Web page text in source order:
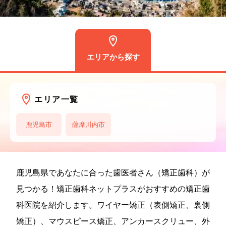
エリアから探す
エリア一覧
鹿児島市 薩摩川内市
鹿児島県であなたに合った歯医者さん（矯正歯科）が
見つかる！矯正歯科ネットプラスがおすすめの矯正歯
科医院を紹介します。ワイヤー矯正（表側矯正、裏側
矯正）、マウスピース矯正、アンカースクリュー、外